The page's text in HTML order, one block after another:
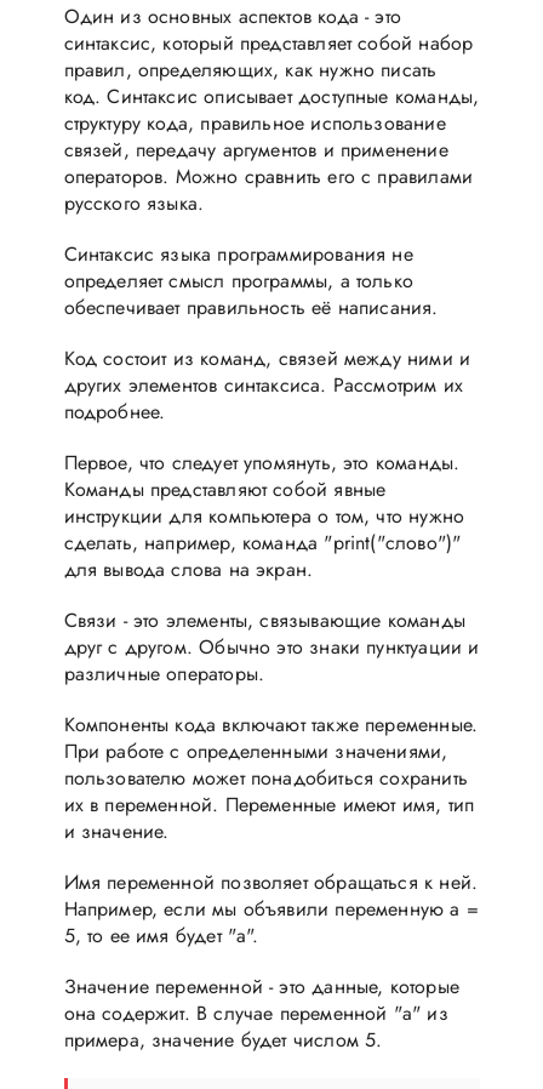
Один из основных аспектов кода - это
синтаксис, который представляет собой набор
правил, определяющих, как нужно писать
код. Синтаксис описывает доступные команды,
структуру кода, правильное использование
связей, передачу аргументов и применение
операторов. Можно сравнить его с правилами
русского языка.
Синтаксис языка программирования не
определяет смысл программы, а только
обеспечивает правильность её написания.
Код состоит из команд, связей между ними и
других элементов синтаксиса. Рассмотрим их
подробнее.
Первое, что следует упомянуть, это команды.
Команды представляют собой явные
инструкции для компьютера о том, что нужно
сделать, например, команда "print("слово")"
для вывода слова на экран.
Связи - это элементы, связывающие команды
друг с другом. Обычно это знаки пунктуации и
различные операторы.
Компоненты кода включают также переменные.
При работе с определенными значениями,
пользователю может понадобиться сохранить
их в переменной. Переменные имеют имя, тип
и значение.
Имя переменной позволяет обращаться к ней.
Например, если мы объявили переменную a =
5, то ее имя будет "a".
Значение переменной - это данные, которые
она содержит. В случае переменной "a" из
примера, значение будет числом 5.